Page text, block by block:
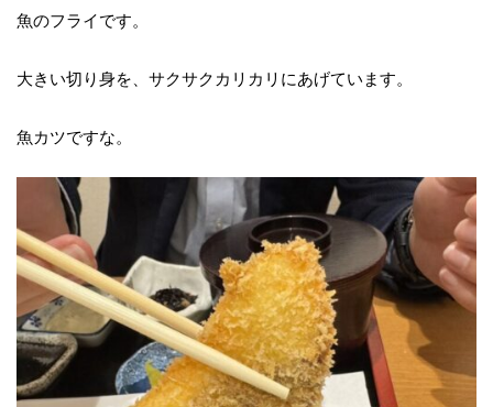
魚のフライです。
大きい切り身を、サクサクカリカリにあげています。
魚カツですな。